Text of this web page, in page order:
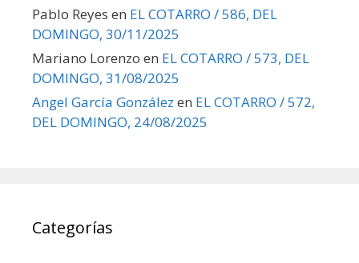
Pablo Reyes en EL COTARRO / 586, DEL
DOMINGO, 30/11/2025
Mariano Lorenzo en EL COTARRO / 573, DEL
DOMINGO, 31/08/2025
Angel García González en EL COTARRO / 572,
DEL DOMINGO, 24/08/2025
Categorías